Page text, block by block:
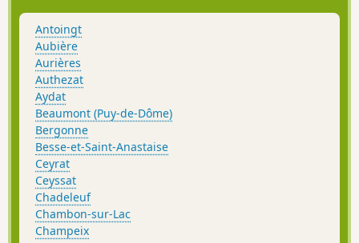
Antoingt
Aubière
Aurières
Authezat
Aydat
Beaumont (Puy-de-Dôme)
Bergonne
Besse-et-Saint-Anastaise
Ceyrat
Ceyssat
Chadeleuf
Chambon-sur-Lac
Champeix